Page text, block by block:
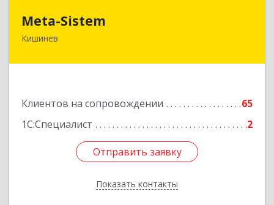
Meta-Sistem
Кишинев
Клиентов на сопровождении
65
1С:Специалист
2
Отправить заявку
Показать контакты
Республика Молдова, MD-2060, Республика
Отправить заявку
Назад